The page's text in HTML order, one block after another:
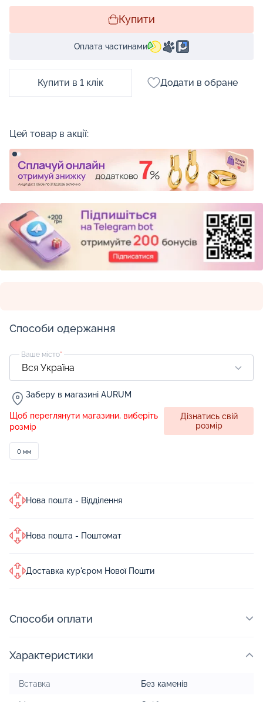
Купити
Оплата частинами
Купити в 1 клік Додати в обране
Цей товар в акції:
Способи одержання
Ваше місто*
Заберу в магазині AURUM
Щоб переглянути магазини, виберіть
розмір
Дізнатись свій
розмір
0 мм
Нова пошта - Відділення
Нова пошта - Поштомат
Доставка кур'єром Нової Пошти
Способи оплати
Характеристики
Вставка Без каменів